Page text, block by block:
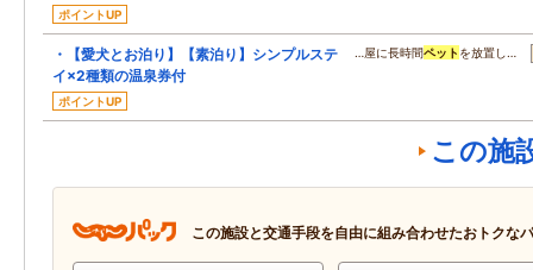
ポイントUP
・【愛犬とお泊り】【素泊り】シンプルステ
イ×2種類の温泉券付
ポイントUP
…屋に長時間ペット を放置し…
この施
この施設と交通手段を自由に組み合わせたおトクな